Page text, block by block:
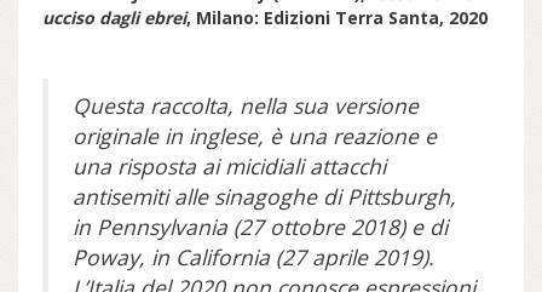
ucciso dagli ebrei, Milano: Edizioni Terra Santa, 2020
Questa raccolta, nella sua versione
originale in inglese, è una reazione e
una risposta ai micidiali attacchi
antisemiti alle sinagoghe di Pittsburgh,
in Pennsylvania (27 ottobre 2018) e di
Poway, in California (27 aprile 2019).